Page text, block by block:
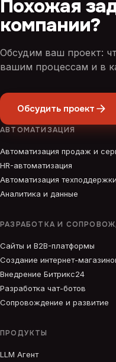
Похожая
компании?
Обсудим ваш проект:
вашим процессам и в
Обсудить проект
АВТОМАТИЗАЦИЯ
Автоматизация продаж и
HR-автоматизация
Автоматизация техподдержки
Аналитика и данные
РАЗРАБОТКА И
Сайты и B2B-платформы
Создание интернет-
Внедрение Битрикс24
Разработка чат-ботов
Сопровождение и развитие
ПРОДУКТЫ
LLM Агент